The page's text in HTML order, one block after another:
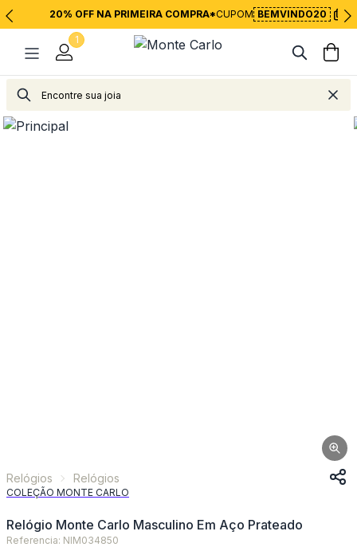
20% OFF NA PRIMEIRA COMPRA*CUPOM BEMVINDO20
1
Relógios Relógios
Relógios Relógios
COLEÇÃO MONTE CARLO
Relógio Monte Carlo Masculino Em Aço Prateado
Referencia: NIM034850